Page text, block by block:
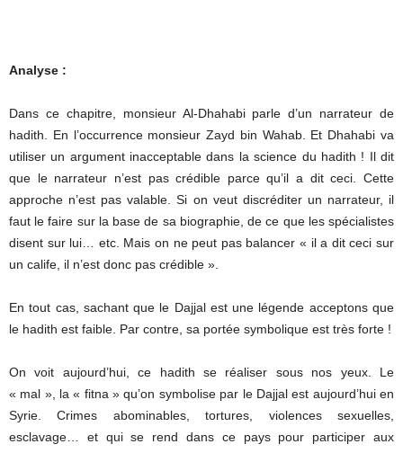
Analyse :
Dans ce chapitre, monsieur Al-Dhahabi parle d’un narrateur de
hadith. En l’occurrence monsieur Zayd bin Wahab. Et Dhahabi va
utiliser un argument inacceptable dans la science du hadith ! Il dit
que le narrateur n’est pas crédible parce qu’il a dit ceci. Cette
approche n’est pas valable. Si on veut discréditer un narrateur, il
faut le faire sur la base de sa biographie, de ce que les spécialistes
disent sur lui… etc. Mais on ne peut pas balancer « il a dit ceci sur
un calife, il n’est donc pas crédible ».
En tout cas, sachant que le Dajjal est une légende acceptons que
le hadith est faible. Par contre, sa portée symbolique est très forte !
On voit aujourd’hui, ce hadith se réaliser sous nos yeux. Le
« mal », la « fitna » qu’on symbolise par le Dajjal est aujourd’hui en
Syrie. Crimes abominables, tortures, violences sexuelles,
esclavage… et qui se rend dans ce pays pour participer aux